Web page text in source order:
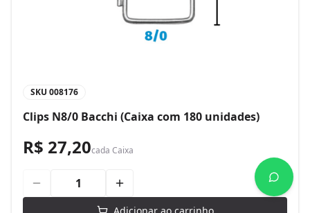
SKU 008176
Clips N8/0 Bacchi (Caixa com 180 unidades)
R$ 27,20cada Caixa